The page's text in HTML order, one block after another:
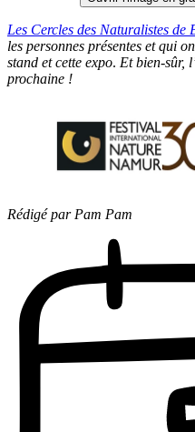
Les Cercles des Naturalistes de
les personnes présentes et qui
stand et cette expo. Et bien-sûr,
prochaine !
Rédigé par Pam Pam